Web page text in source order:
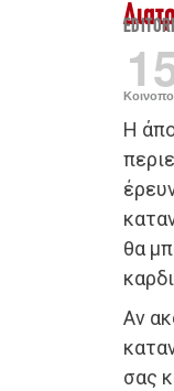
Η
θα
Αν
σας